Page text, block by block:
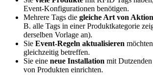
Event-Konfigurationen benötigen.
Mehrere Tags die gleiche Art von Aktion
B. alle Tags in einer Produktkategorie
derselben Vorlage an).
Sie Event-Regeln aktualisieren
gleichzeitig betreffen.
Sie eine neue Installation mit
von Produkten einrichten.